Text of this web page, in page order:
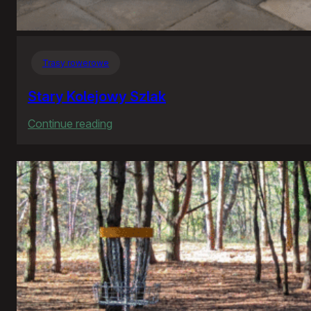
Trasy rowerowe
Stary Kolejowy Szlak
Continue reading
Kolejowy
Szlak